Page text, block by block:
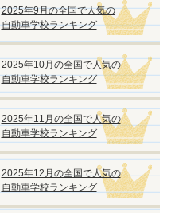
2025年9月の全国で人気の
自動車学校ランキング
2025年10月の全国で人気の
自動車学校ランキング
2025年11月の全国で人気の
自動車学校ランキング
2025年12月の全国で人気の
自動車学校ランキング